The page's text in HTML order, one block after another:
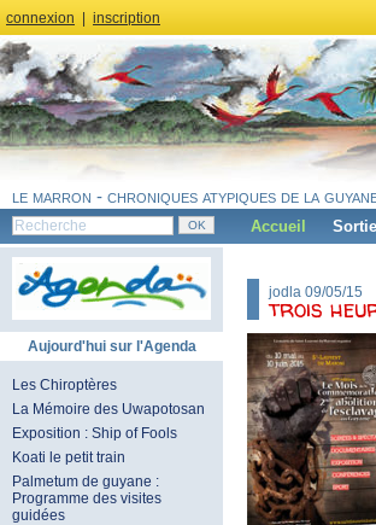
connexion inscription
le marron - chroniques atypiques de la
Accueil
Aujourd'hui sur l'Agenda
Les Chiroptères
La Mémoire des Uwapotosan
Exposition : Ship of Fools
Koati le petit train
Palmetum de guyane :
Programme des visites
guidées
jodla 09/05/15
trois